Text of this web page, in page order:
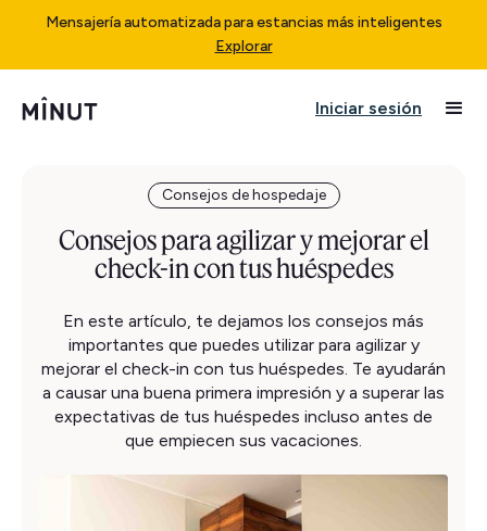
Mensajería automatizada para estancias más inteligentes
Explorar
Iniciar sesión
Consejos de hospedaje
Consejos para agilizar y mejorar el
check-in con tus huéspedes
En este artículo, te dejamos los consejos más
importantes que puedes utilizar para agilizar y
mejorar el check-in con tus huéspedes. Te ayudarán
a causar una buena primera impresión y a superar las
expectativas de tus huéspedes incluso antes de
que empiecen sus vacaciones.